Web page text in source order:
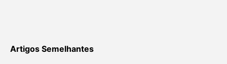
Artigos Semelhantes